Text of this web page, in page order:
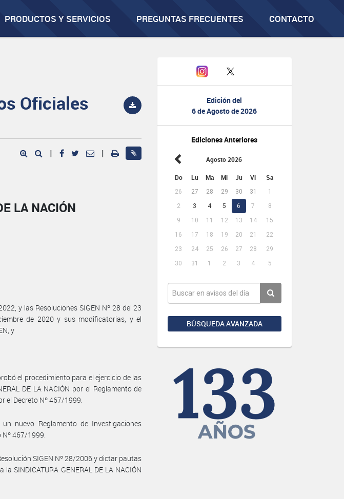
PRODUCTOS Y SERVICIOS PREGUNTAS FRECUENTES CONTACTO
Edición del
6 de Agosto de 2026
Ediciones Anteriores
Agosto 2026
Do Lu Ma Mi Ju Vi Sa
26 27 28 29 30 31
1
2
3 4 5 6 7
8
9
10 11 12 13 14
15
16
17 18 19 20 21
22
23
24 25 26 27 28
29
30
31 1 2 3 4 5
BÚSQUEDA AVANZADA
Oficiales
| |
LA NACIÓN
y las Resoluciones SIGEN Nº 28 del 23
de 2020 y sus modificatorias, y el
y
el procedimiento para el ejercicio de las
DE LA NACIÓN por el Reglamento de
el Decreto Nº 467/1999.
nuevo Reglamento de Investigaciones
Nº 467/1999.
SIGEN Nº 28/2006 y dictar pautas
SINDICATURA GENERAL DE LA NACIÓN